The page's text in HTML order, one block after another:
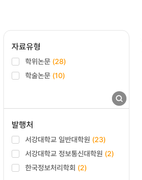
자료유형
학위논문 (28)
학술논문 (10)
발행처
서강대학교 일반대학원 (23)
서강대학교 정보통신대학원 (2)
한국정보처리학회 (2)